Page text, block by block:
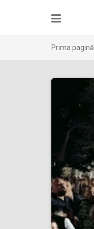
Prima pagină